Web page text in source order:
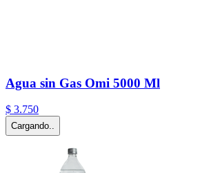
Agua sin Gas Omi 5000 Ml
$ 3.750
Cargando..